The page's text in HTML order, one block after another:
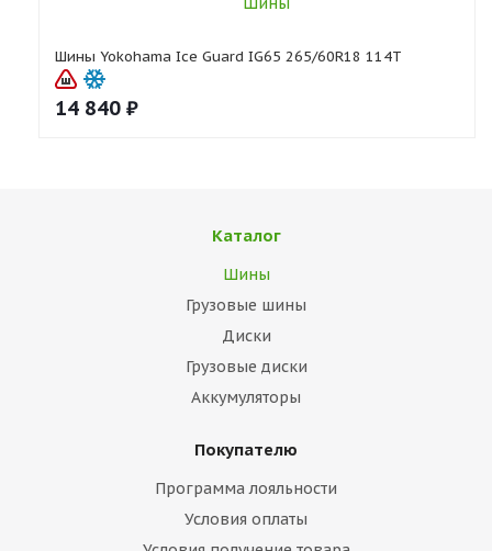
Шины Yokohama Ice Guard IG65 265/60R18 114T
14 840 ₽
Каталог
Шины
Грузовые шины
Диски
Грузовые диски
Аккумуляторы
Покупателю
Программа лояльности
Условия оплаты